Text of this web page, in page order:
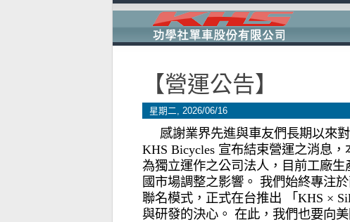
【營運公告】
星期二, 2026/06/16
感謝業界先進與車友們長期以來
KHS Bicycles 宣布結束營運之消息
為獨立運作之公司法人，目前工廠
國市場調整之影響。 ​我們始終專注
聯名模式，正式在台推出 「KHS ×
與研發的決心。 在此，我們也要向